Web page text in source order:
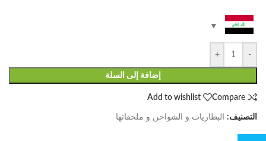
-
+
إضافة إلى السلة
Compare
Add to wishlist
التصنيف: البطاريات و الشواحن و ملحقاتها